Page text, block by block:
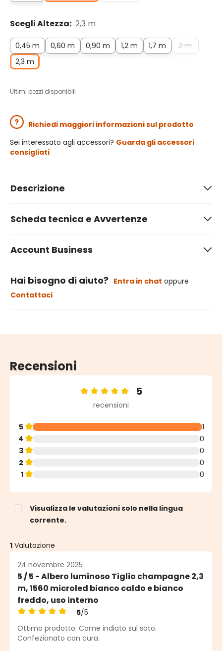
Scegli Altezza: 2,3 m
0,45 m 0,60 m 0,90 m 1,2 m 1,7 m
2 m
2,3 m
Ultimi pezzi disponibili
Richiedi maggiori informazioni sul prodotto
Sei interessato agli accessori? Guarda gli accessori
consigliati
Descrizione
Scheda tecnica e Avvertenze
Account Business
Hai bisogno di aiuto? Entra in chat oppure
Contattaci
Recensioni
Valutazione media di 5 su 5 stelle
5
recensioni
5
1
4
0
3
0
2
0
1
0
Visualizza le valutazioni solo nella lingua
corrente.
1 Valutazione
24 novembre 2025
5 / 5 - Albero luminoso Tiglio champagne 2,3
m, 1560 microled bianco caldo e bianco
freddo, uso interno
Valutazione media di 5 su 5 stelle
5/5
Ottimo prodotto. Come indiato sul soto.
Confezionato con cura.